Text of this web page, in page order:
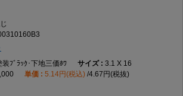
装ﾌﾞﾗｯｸ･下地三価ﾎﾜ
3.1 X 16
5.14円(税込) 4.67円(税抜)